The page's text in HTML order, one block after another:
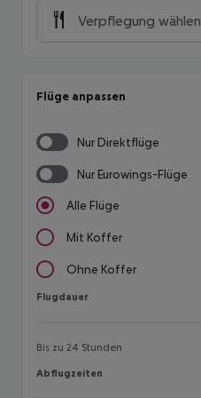
Verpflegung wählen
Flüge anpassen
Nur Direktflüge
Nur Eurowings-Flüge
Alle Flüge
Mit Koffer
Ohne Koffer
Flugdauer
Flugdauer
Bis zu 24 Stunden
Abflugzeiten
Abflugzeiten